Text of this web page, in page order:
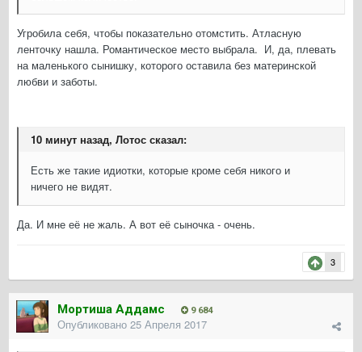
Угробила себя, чтобы показательно отомстить. Атласную
ленточку нашла. Романтическое место выбрала. И, да, плевать
на маленького сынишку, которого оставила без материнской
любви и заботы.
10 минут назад, Лотос сказал:
Есть же такие идиотки, которые кроме себя никого и
ничего не видят.
Да. И мне её не жаль. А вот её сыночка - очень.
3
Мортиша Аддамс 9 684
Опубликовано 25 Апреля 2017